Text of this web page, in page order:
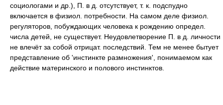
социологами и др.), П. в д. отсутствует, т. к. подспудно
включается в физиол. потребности. На самом деле физиол.
регуляторов, побуждающих человека к рождению определ.
числа детей, не существует. Неудовлетворение П. в д. личности
не влечёт за собой отрицат. последствий. Тем не менее бытует
представление об 'инстинкте размножения', понимаемом как
действие материнского и полового инстинктов.